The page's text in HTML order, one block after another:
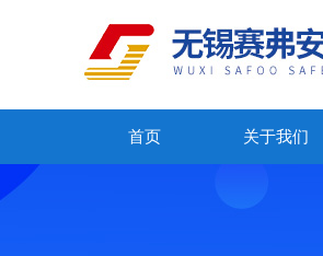
首页 关于我们